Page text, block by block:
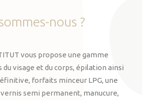
nous ?
vous propose une gamme
visage et du corps, épilation ainsi
forfaits minceur LPG, une
semi permanent, manucure,